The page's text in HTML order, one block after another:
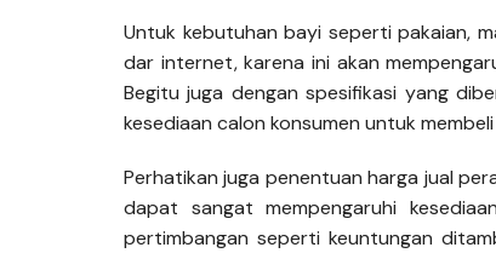
Untuk kebutuhan bayi seperti pakaian,
dar internet, karena ini akan
Begitu juga dengan spesifikasi yang
kesediaan calon konsumen untuk
Perhatikan juga penentuan harga jual
dapat sangat mempengaruhi
pertimbangan seperti keuntungan